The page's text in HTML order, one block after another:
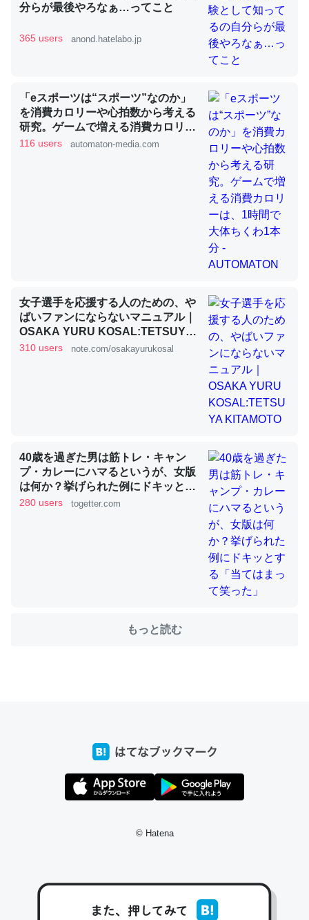
昆虫ってカルシウム少ないのか。知らんかった。調べたら
コオロギのカルシウム分はエビの600分の1程度。
論文では「淡水はカルシウムも酸素も不足してて両方に不
利だから両方が拮抗してるのでは」とあって面白い。海に
いる鋏角類（カブトガニ・ウミグモ）はカルシウムを使わ
ずキチンを強化してる筈だが、酵素が違うのか？
─ニュース :: 【研究発表】昆虫学の大問題＝「昆虫はなぜ海にいな
これを元に考えるとカルシウムを大量に使う脊椎動物と貝
類は苦労してるんだな…。腹足類だと殻を無くしてナメク
─ニュース :: 【研究発表】昆虫学の大問題＝「昆虫はなぜ海にいな
ウチもEchoを実家に置いて４年。でたまに覗いてる。ぼ
ちぼちRingも置こうかと画策中。あと、Googleマップで
位置情報を共有してる。電池残量や充電中かが分かるので
─たまにLINEするくらいだった遠方の父67歳と僕。ITツール導入で
コミュニケーションが劇的に変化した｜tayorini by LIFULL介護
コミュニケーションが劇的に変化した｜tayorini by LIFULL介護
私も3年前ぐらいに祖母の家に設置した。ポケットWifiみ
https://toyoshi.hatenablog.com/entry/2019/05/15/1805
分らが最後やろなぁ…ってこと
365 users anond.hatelabo.jp
「eスポーツは“スポーツ”なのか」
を消費カロリーや心拍数から考える
研究。ゲームで増える消費カロリー
は、1時間で大体ちくわ1本分 -
116 users automaton-media.com
女子選手を応援する人のための、や
ばいファンにならないマニュアル｜
OSAKA YURU KOSAL:TETSUYA
KITAMOTO
310 users note.com/osakayurukosal
40歳を過ぎた男は筋トレ・キャン
プ・カレーにハマるというが、女版
は何か？挙げられた例にドキッとす
る「当てはまって笑った」
280 users togetter.com
もっと読む
© Hatena